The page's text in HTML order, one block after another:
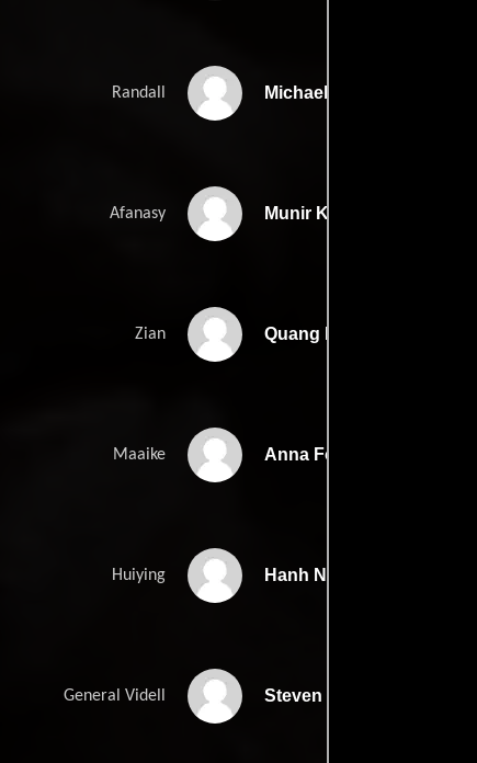
Randall Michael D. Robinson II
Afanasy Munir Kreidie
Zian Quang Ly
Maaike Anna Fodde-Reguer
Huiying Hanh Nguyen
General Videll Steven J. Klaszky